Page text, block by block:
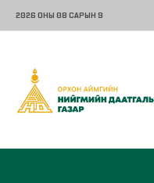
2026 ОНЫ 08 САРЫН 9